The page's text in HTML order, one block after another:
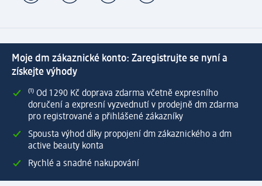
Moje dm zákaznické konto: Zaregistrujte se nyní a
získejte výhody
⁽¹⁾ Od 1 290 Kč doprava zdarma včetně expresního
doručení a expresní vyzvednutí v prodejně dm zdarma
pro registrované a přihlášené zákazníky
Spousta výhod díky propojení dm zákaznického a dm
active beauty konta
Rychlé a snadné nakupování